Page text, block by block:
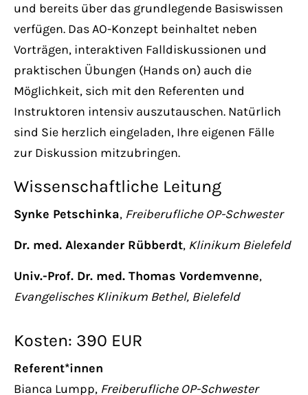
Aenean commodo ligula eget dolor. Aenean
massa. Cum sociis natoque penatibus et
magnis dis parturient montes, nascetur
ridiculus mus. Donec quam felis, ultricies
nec.
und bereits über das grundlegende Basiswissen
verfügen. Das AO-Konzept beinhaltet neben
Vorträgen, interaktiven Falldiskussionen und
praktischen Übungen (Hands on) auch die
Möglichkeit, sich mit den Referenten und
Instruktoren intensiv auszutauschen. Natürlich
sind Sie herzlich eingeladen, Ihre eigenen Fälle
zur Diskussion mitzubringen.
Wissenschaftliche Leitung
Synke Petschinka, Freiberufliche OP-Schwester
Dr. med. Alexander Rübberdt, Klinikum Bielefeld
Univ.-Prof. Dr. med. Thomas Vordemvenne,
Evangelisches Klinikum Bethel, Bielefeld
Kosten: 390 EUR
Referent*innen
Bianca Lumpp, Freiberufliche OP-Schwester